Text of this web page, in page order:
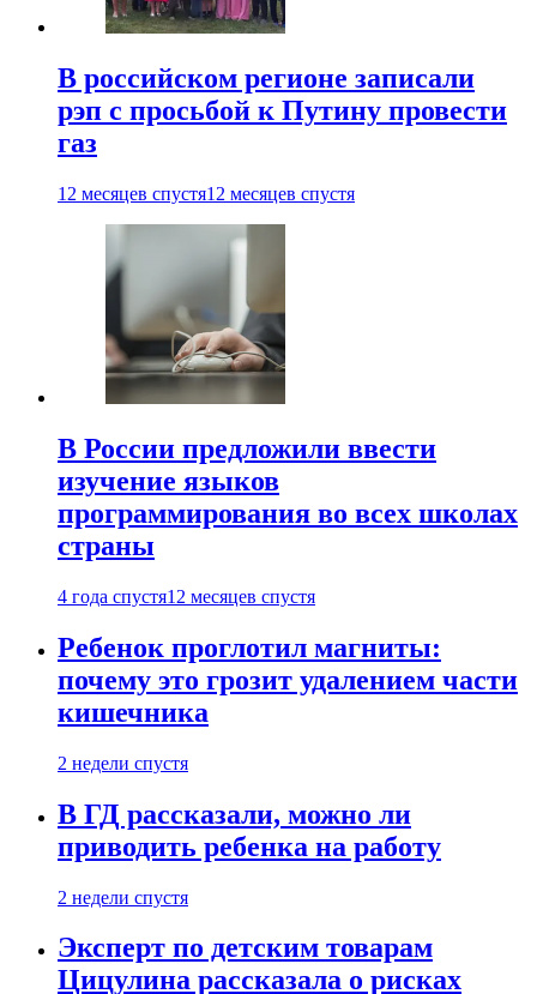
В российском регионе записали
рэп с просьбой к Путину провести
газ
12 месяцев спустя12 месяцев спустя
В России предложили ввести
изучение языков
программирования во всех школах
страны
4 года спустя12 месяцев спустя
Ребенок проглотил магниты:
почему это грозит удалением части
кишечника
2 недели спустя
В ГД рассказали, можно ли
приводить ребенка на работу
2 недели спустя
Эксперт по детским товарам
Цицулина рассказала о рисках